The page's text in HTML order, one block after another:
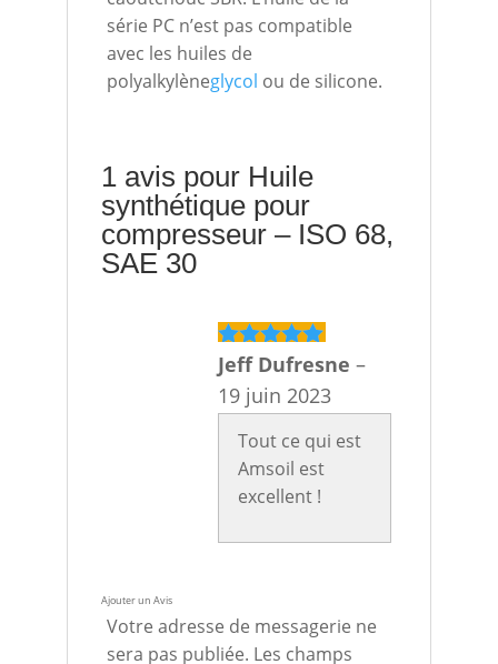
série PC n’est pas compatible
avec les huiles de
polyalkylèneglycol ou de silicone.
1 avis pour Huile
synthétique pour
compresseur – ISO 68,
SAE 30
Note5sur
5
Jeff Dufresne –
19 juin 2023
Tout ce qui est
Amsoil est
excellent !
Ajouter un Avis
Votre adresse de messagerie ne
sera pas publiée. Les champs